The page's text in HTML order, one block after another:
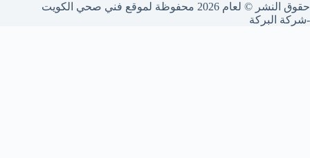
حقوق النشر © لعام 2026 محفوظة لموقع فني صحي الكويت
-شركة البركة